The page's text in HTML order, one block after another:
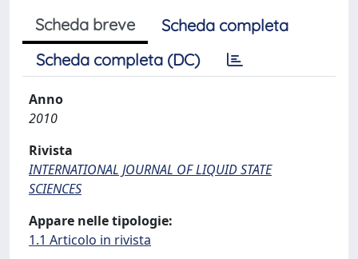
Scheda breve
Scheda completa
Scheda completa (DC)
Anno
2010
Rivista
INTERNATIONAL JOURNAL OF LIQUID STATE
SCIENCES
Appare nelle tipologie:
1.1 Articolo in rivista